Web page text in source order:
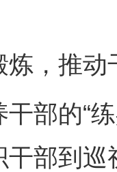
推动
的“练
干部到